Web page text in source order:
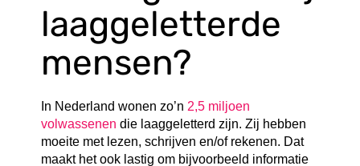
laaggeletterde
mensen?
In Nederland wonen zo’n 2,5 miljoen
volwassenen die laaggeletterd zijn. Zij hebben
moeite met lezen, schrijven en/of rekenen. Dat
maakt het ook lastig om bijvoorbeeld informatie